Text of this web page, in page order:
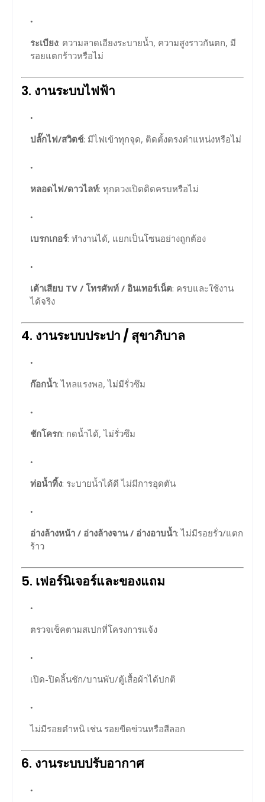
ระเบียง: ความลาดเอียงระบายน้ำ, ความสูงราวกันตก, มี
รอยแตกร้าวหรือไม่
3. งานระบบไฟฟ้า
ปลั๊กไฟ/สวิตช์: มีไฟเข้าทุกจุด, ติดตั้งตรงตำแหน่งหรือไม่
หลอดไฟ/ดาวไลท์: ทุกดวงเปิดติดครบหรือไม่
เบรกเกอร์: ทำงานได้, แยกเป็นโซนอย่างถูกต้อง
เต้าเสียบ TV / โทรศัพท์ / อินเทอร์เน็ต: ครบและใช้งาน
ได้จริง
4. งานระบบประปา / สุขาภิบาล
ก๊อกน้ำ: ไหลแรงพอ, ไม่มีรั่วซึม
ชักโครก: กดน้ำได้, ไม่รั่วซึม
ท่อน้ำทิ้ง: ระบายน้ำได้ดี ไม่มีการอุดตัน
อ่างล้างหน้า / อ่างล้างจาน / อ่างอาบน้ำ: ไม่มีรอยรั่ว/แตก
ร้าว
5. เฟอร์นิเจอร์และของแถม
ตรวจเช็คตามสเปกที่โครงการแจ้ง
เปิด-ปิดลิ้นชัก/บานพับ/ตู้เสื้อผ้าได้ปกติ
ไม่มีรอยตำหนิ เช่น รอยขีดข่วนหรือสีลอก
6. งานระบบปรับอากาศ